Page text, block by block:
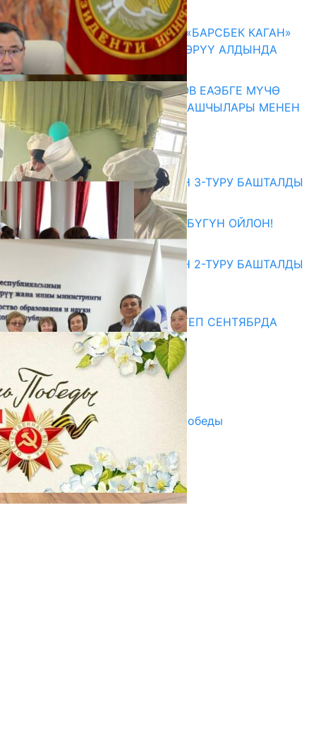
07.08.2026
КЫРГЫЗ ТАРЫХЫ ТАСМАДА: «БАРСБЕК КАГАН»
КӨРКӨМ ТАСМАСЫ ЖАРЫК КӨРҮҮ АЛДЫНДА
07.08.2026
ПРЕЗИДЕНТ САДЫР ЖАПАРОВ ЕАЭБГЕ МҮЧӨ
МАМЛЕКЕТТЕРДИН ӨКМӨТ БАШЧЫЛАРЫ МЕНЕН
ЖОЛУГУШТУ
07.08.2026
Абитуриент
ЖОЖДОРГО КАБЫЛ АЛУУНУН 3-ТУРУ БАШТАЛДЫ
27.07.2026
ӨЗҮҢДҮН КЕЛЕЧЕГИҢ ҮЧҮН БҮГҮН ОЙЛОН!
20.07.2026
ЖОЖДОРГО КАБЫЛ АЛУУНУН 2-ТУРУ БАШТАЛДЫ
20.07.2026
Медиа
СУЗАКТА 750 ОРУНДУУ МЕКТЕП СЕНТЯБРДА
ПАЙДАЛАНУУГА БЕРИЛЕТ
07.08.2025
Улуу Жеңиштин жандуу сөзү
29.04.2025
Награды в преддверии Дня Победы
29.04.2025